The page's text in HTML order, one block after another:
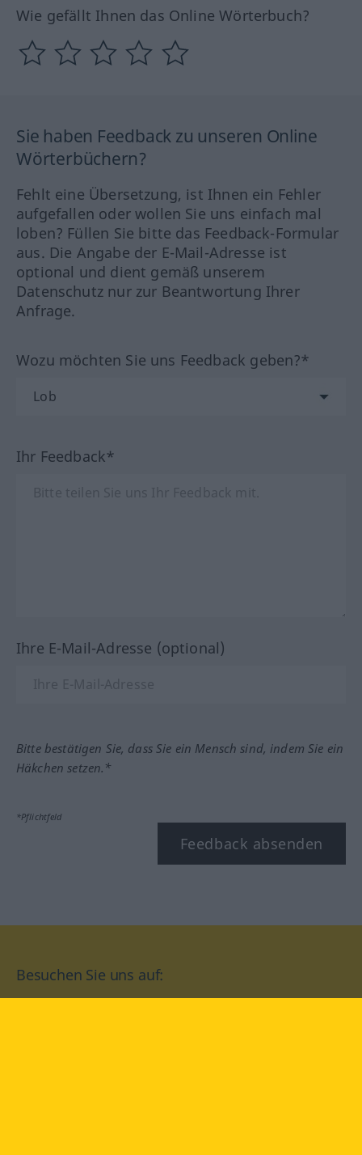
Wie gefällt Ihnen das Online Wörterbuch?
Sie haben Feedback zu unseren Online
Wörterbüchern?
Fehlt eine Übersetzung, ist Ihnen ein Fehler
aufgefallen oder wollen Sie uns einfach mal
loben? Füllen Sie bitte das Feedback-Formular
aus. Die Angabe der E-Mail-Adresse ist
optional und dient gemäß unserem
Datenschutz nur zur Beantwortung Ihrer
Anfrage.
Wozu möchten Sie uns Feedback geben?*
Ihr Feedback*
Ihre E-Mail-Adresse (optional)
Bitte bestätigen Sie, dass Sie ein Mensch sind, indem Sie ein
Häkchen setzen.*
*Pflichtfeld
Feedback absenden
Besuchen Sie uns auf: